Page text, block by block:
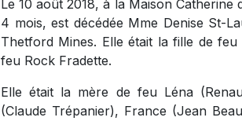
Le 10 août 2018, à la Maison Catherine
4 mois, est décédée Mme Denise St-
Thetford Mines. Elle était la fille de
feu Rock Fradette.
Elle était la mère de feu Léna
(Claude Trépanier), France (Jean